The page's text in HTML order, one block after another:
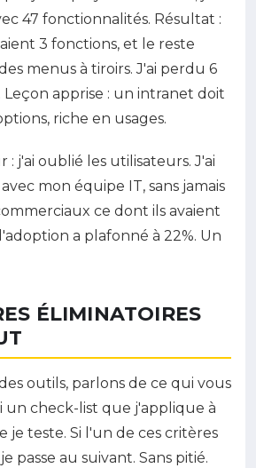
47 fonctionnalités. Résultat :
3 fonctions, et le reste
menus à tiroirs. J'ai perdu 6
Leçon apprise : un intranet doit
riche en usages.
: j'ai oublié les utilisateurs. J'ai
mon équipe IT, sans jamais
ce dont ils avaient
a plafonné à 22%. Un
ÉLIMINATOIRES
outils, parlons de ce qui vous
un check-list que j'applique à
je teste. Si l'un de ces critères
passe au suivant. Sans pitié.